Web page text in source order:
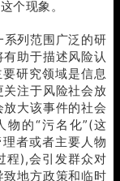
个现象。
列范围广泛的研
助于描述风险认
研究领域是信息
注于风险社会放
大该事件的社会
物的“污名化”(这
者或者主要人物
程),会引发群众对
地方政策和临时